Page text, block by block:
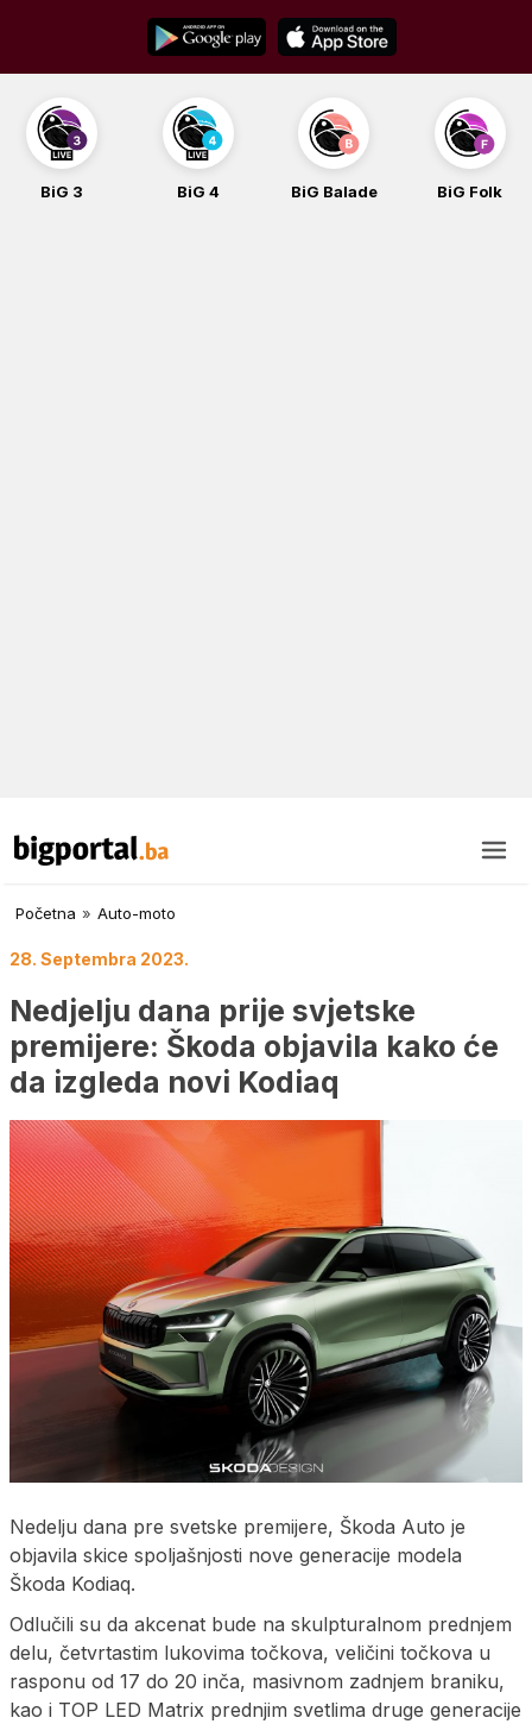
content
BiG 3 BiG 4 BiG Balade BiG Folk
Početna » Auto-moto
28. Septembra 2023.
Nedjelju dana prije svjetske
premijere: Škoda objavila kako će
da izgleda novi Kodiaq
Nedelju dana pre svetske premijere, Škoda Auto je
objavila skice spoljašnjosti nove generacije modela
Škoda Kodiaq.
Odlučili su da akcenat bude na skulpturalnom prednjem
delu, četvrtastim lukovima točkova, veličini točkova u
rasponu od 17 do 20 inča, masivnom zadnjem braniku,
kao i TOP LED Matrix prednjim svetlima druge generacije